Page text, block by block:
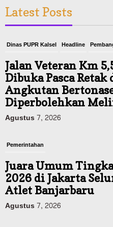
Latest Posts
Dinas PUPR Kalsel Headline
Jalan Veteran Km
Dibuka Pasca Retak
Angkutan
Diperbolehkan
Agustus 7, 2026
Pemerintahan
Juara Umum
2026 di Jakarta
Atlet Banjarbaru
Agustus 7, 2026